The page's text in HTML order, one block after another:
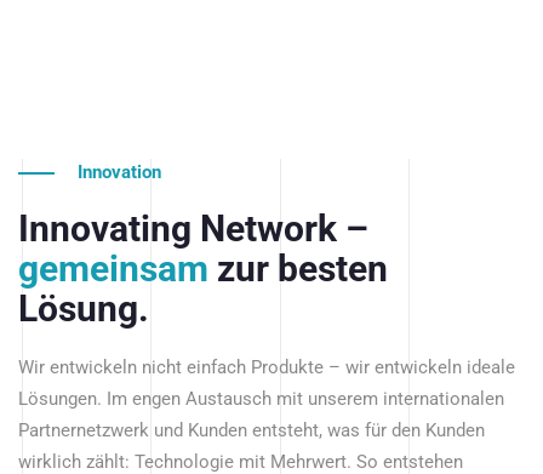
Innovation
Innovating Network –
gemeinsam zur besten
Lösung.
Wir entwickeln nicht einfach Produkte – wir entwickeln ideale
Lösungen. Im engen Austausch mit unserem internationalen
Partnernetzwerk und Kunden entsteht, was für den Kunden
wirklich zählt: Technologie mit Mehrwert. So entstehen